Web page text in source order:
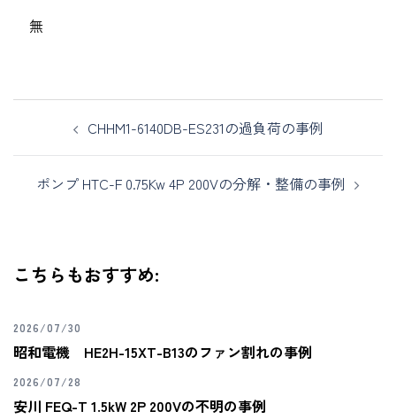
無
CHHM1-6140DB-ES231の過負荷の事例
ポンプ HTC-F 0.75Kw 4P 200Vの分解・整備の事例
こちらもおすすめ:
2026/07/30
昭和電機 HE2H-15XT-B13のファン割れの事例
2026/07/28
安川 FEQ-T 1.5kW 2P 200Vの不明の事例